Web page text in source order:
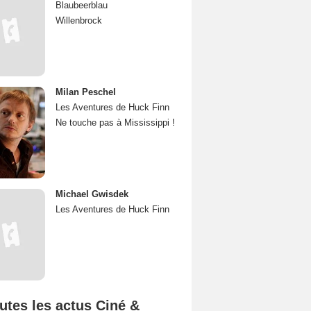
Blaubeerblau
Willenbrock
Milan Peschel
Les Aventures de Huck Finn
Ne touche pas à Mississippi !
Michael Gwisdek
Les Aventures de Huck Finn
les actus Ciné &